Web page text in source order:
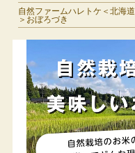
自然ファームハレトケ＜北海道
＞おぼろづき